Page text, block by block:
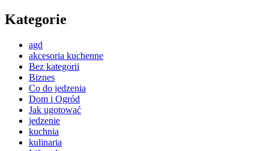
Kategorie
agd
akcesoria kuchenne
Bez kategorii
Biznes
Co do jedzenia
Dom i Ogród
Jak ugotować
jedzenie
kuchnia
kulinaria